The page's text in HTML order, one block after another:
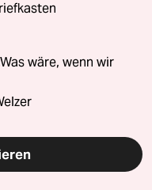
wäre, wenn wir